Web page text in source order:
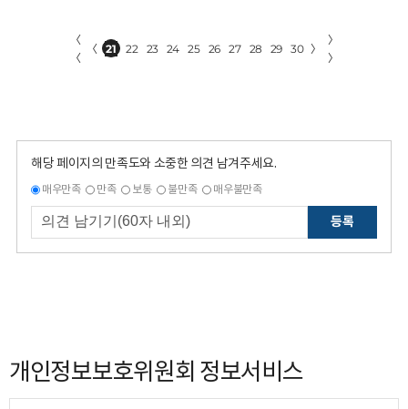
〈
〈
〈 21 22 23 24 25 26 27 28 29 30 〉
〉
〉
해당 페이지의 만족도와 소중한 의견 남겨주세요.
매우만족 만족 보통 불만족 매우불만족
등록
개인정보보호위원회 정보서비스